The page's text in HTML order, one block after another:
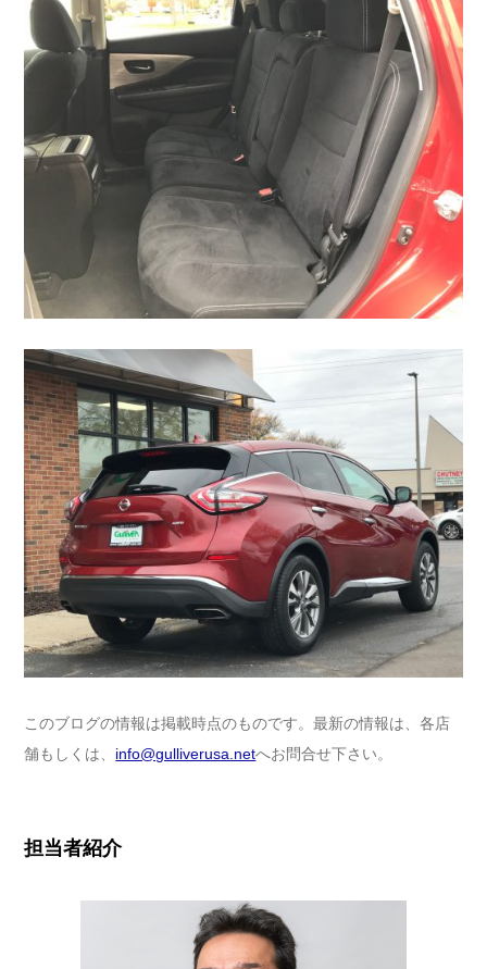
このブログの情報は掲載時点のものです。最新の情報は、各店
舗もしくは、 info@gulliverusa.netへお問合せ下さい。
担当者紹介